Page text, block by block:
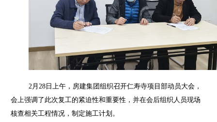
2月28日上午，房建集团组织召开仁寿寺项目部动员大会，
会上强调了此次复工的紧迫性和重要性，并在会后组织人员现场
核查相关工程情况，制定施工计划。